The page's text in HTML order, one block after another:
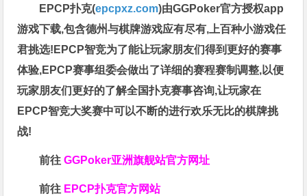
EPCP扑克(epcpxz.com)由GGPoker官方授权app
游戏下载,包含德州与棋牌游戏应有尽有,上百种小游戏任
君挑选!EPCP智竞为了能让玩家朋友们得到更好的赛事
体验,EPCP赛事组委会做出了详细的赛程赛制调整,以便
玩家朋友们更好的了解全国扑克赛事咨询,让玩家在
EPCP智竞大奖赛中可以不断的进行欢乐无比的棋牌挑
战!
前往GGPoker亚洲旗舰站官方网址
前往 EPCP扑克官方网站